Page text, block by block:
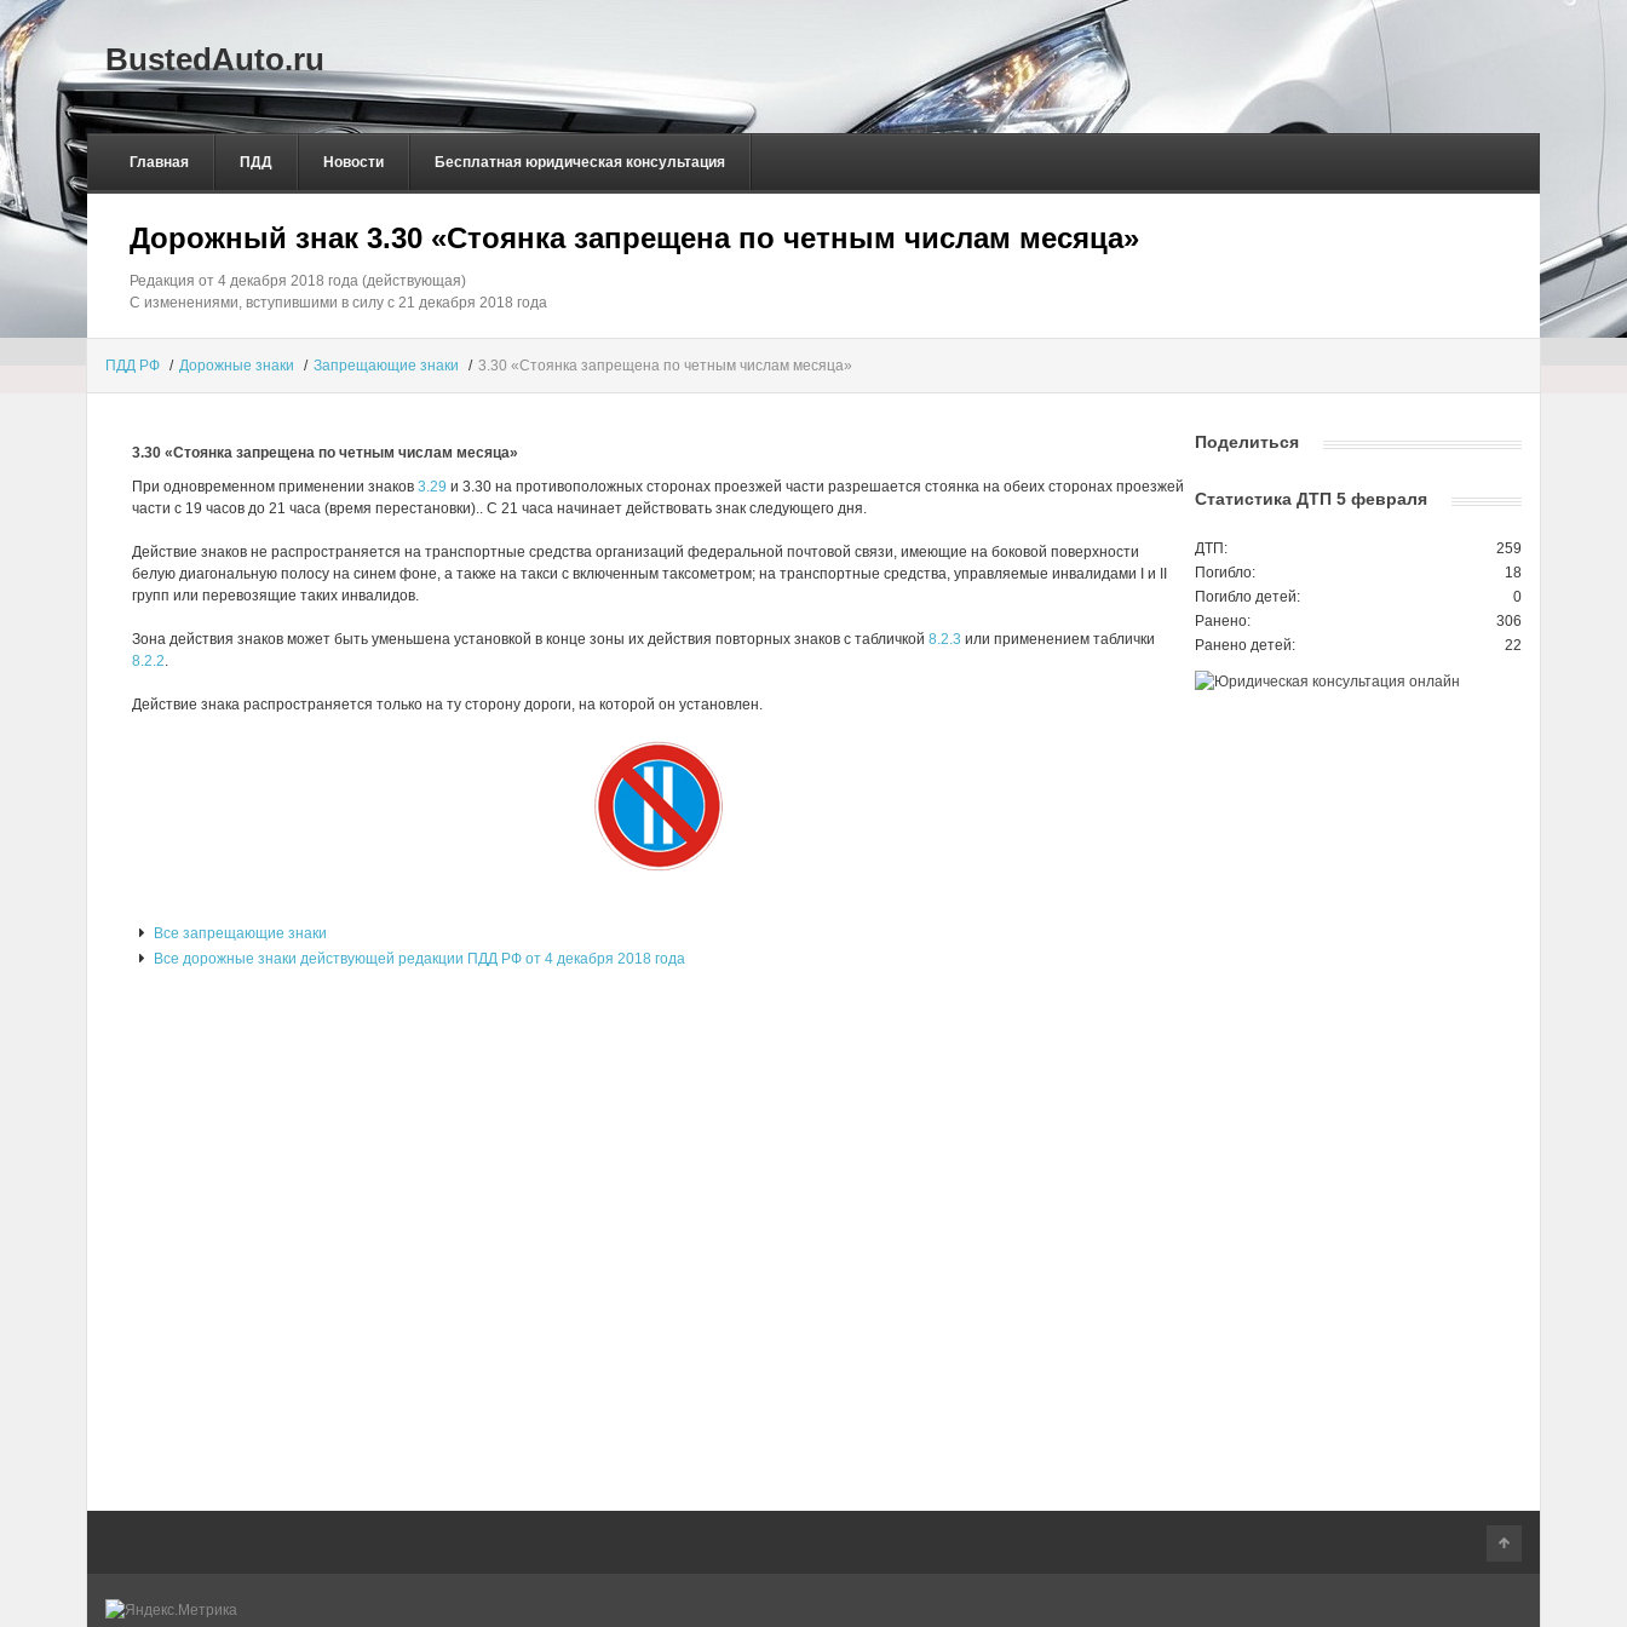
BustedAuto.ru
Главная ПДД Новости Бесплатная юридическая консультация
Дорожный знак 3.30 «Стоянка запрещена по четным числам месяца»
Редакция от 4 декабря 2018 года (действующая)
С изменениями, вступившими в силу с 21 декабря 2018 года
ПДД РФ / Дорожные знаки / Запрещающие знаки / 3.30 «Стоянка запрещена по четным числам месяца»
3.30 «Стоянка запрещена по четным числам месяца»
При одновременном применении знаков3.29 и 3.30 на противоположных сторонах проезжей части разрешается стоянка на обеих сторонах проезжей
части с 19 часов до 21 часа (время перестановки).. С 21 часа начинает действовать знак следующего дня.
Действие знаков не распространяется на транспортные средства организаций федеральной почтовой связи, имеющие на боковой поверхности
белую диагональную полосу на синем фоне, а также на такси с включенным таксометром; на транспортные средства, управляемые инвалидами I и II
групп или перевозящие таких инвалидов.
Зона действия знаков может быть уменьшена установкой в конце зоны их действия повторных знаков с табличкой8.2.3 или применением таблички
8.2.2.
Действие знака распространяется только на ту сторону дороги, на которой он установлен.
Все запрещающие знаки
Все дорожные знаки действующей редакции ПДД РФ от 4 декабря 2018 года
Поделиться
Статистика ДТП 5 февраля
ДТП:
259
Погибло:
18
Погибло детей:
0
Ранено:
306
Ранено детей:
22